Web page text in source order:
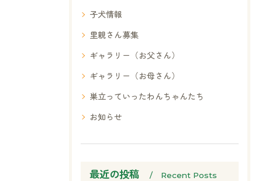
子犬情報
里親さん募集
ギャラリー（お父さん）
ギャラリー（お母さん）
巣立っていったわんちゃんたち
お知らせ
最近の投稿 Recent Posts